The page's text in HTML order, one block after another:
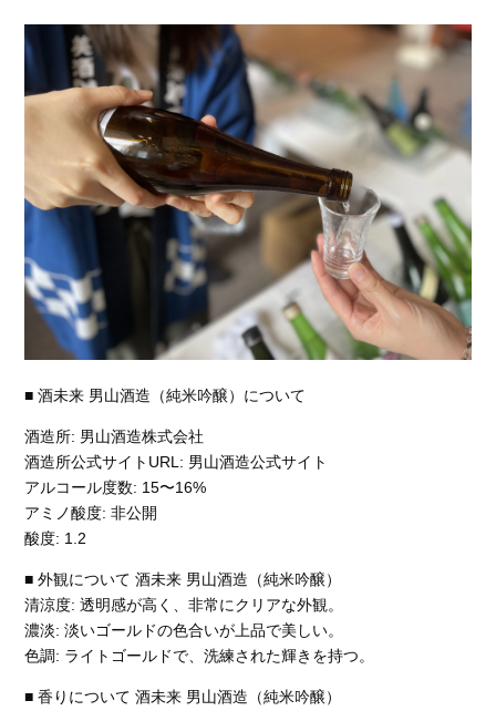
■ 酒未来 男山酒造（純米吟醸）について
酒造所: 男山酒造株式会社
酒造所公式サイトURL: 男山酒造公式サイト
アルコール度数: 15〜16%
アミノ酸度: 非公開
酸度: 1.2
■ 外観について 酒未来 男山酒造（純米吟醸）
清涼度: 透明感が高く、非常にクリアな外観。
濃淡: 淡いゴールドの色合いが上品で美しい。
色調: ライトゴールドで、洗練された輝きを持つ。
■ 香りについて 酒未来 男山酒造（純米吟醸）